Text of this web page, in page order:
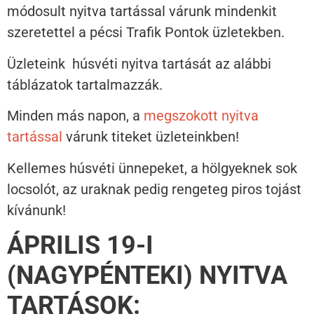
módosult nyitva tartással várunk mindenkit
szeretettel a pécsi Trafik Pontok üzletekben.
Üzleteink húsvéti nyitva tartását az alábbi
táblázatok tartalmazzák.
Minden más napon, a megszokott nyitva
tartással várunk titeket üzleteinkben!
Kellemes húsvéti ünnepeket, a hölgyeknek sok
locsolót, az uraknak pedig rengeteg piros tojást
kívánunk!
ÁPRILIS 19-I
(NAGYPÉNTEKI) NYITVA
TARTÁSOK: